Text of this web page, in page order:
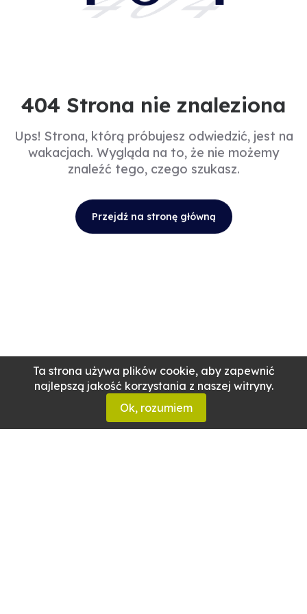
Ta strona używa plików cookie, aby zapewnić
najlepszą jakość korzystania z naszej witryny.
Ok, rozumiem
404 Strona nie znaleziona
Ups! Strona, którą próbujesz odwiedzić, jest na
wakacjach. Wygląda na to, że nie możemy
znaleźć tego, czego szukasz.
Przejdź na stronę główną